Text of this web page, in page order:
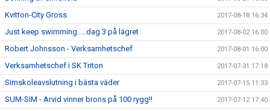
Kvitton-City Gross 2017-08-18 16:34
Just keep swimming.....dag 3 på lägret 2017-08-02 16:00
Robert Johnsson - Verksamhetschef 2017-08-01 16:00
Verksamhetschef i SK Triton 2017-07-31 17:18
Simskoleavslutning i bästa väder 2017-07-15 11:33
SUM-SIM - Arvid vinner brons på 100 rygg!! 2017-07-12 17:40